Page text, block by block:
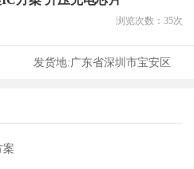
浏览次数： 35次
发货地:广东省深圳市宝安区
案